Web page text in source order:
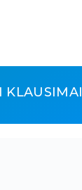
KLAUSIMAI